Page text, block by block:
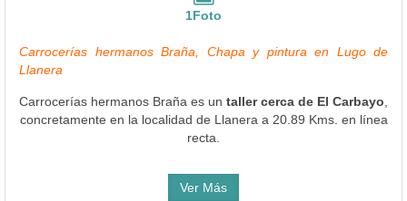
1Foto
Carrocerías hermanos Braña, Chapa y pintura en Lugo de
Llanera
Carrocerías hermanos Braña es un taller cerca de El Carbayo
concretamente en la localidad de Llanera a 20.89 Kms. en línea
recta.
Ver Más